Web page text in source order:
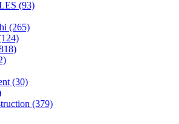
(93)
(265)
(30)
(379)